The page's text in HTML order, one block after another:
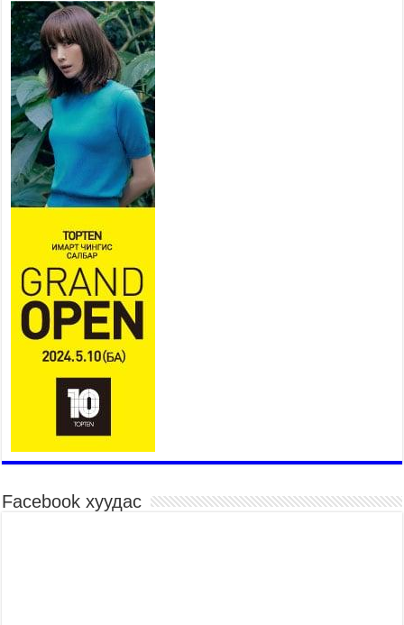
Тусгай замын автобус /BRT/
төслийн удирдах хорооны
ээлжит хуралдаан боллоо
2026 оны 7 сар 21 / 16 цаг 43 минут
Ерөнхий сайд Н.Учрал БНХАУ-аас Монгол Улсад
суугаа Элчин сайд Шэнь Миньжюанийг хүлээн
авч уулзав
2026 оны 7 сар 21 / 16 цаг 39 минут
БҮГД НАЙРАМДАХ ТАЖИКИСТАН УЛСТАЙ
ЭДИЙН ЗАСГИЙН ХАМТЫН АЖИЛЛАГААГ
ӨРГӨЖҮҮЛНЭ
2026 оны 7 сар 21 / 16 цаг 34 минут
26,992 суралцагч хотхоны бага сургуульд, 8100
суралцагч төрөлжсөн ахлах сургуульд
суралцана
2026 оны 7 сар 21 / 13 цаг 43 минут
COP17 хурлын үеэрх замын хөдөлгөөн, нийтийн
тээврийн зохицуулалт, сургууль, цэцэрлэг, зах,
иргэдэд мэдээлэхийг үүрэг болголоо
2026 оны 7 сар 21 / 11 цаг 59 минут
Гэр бүлийн хэрэг шүүхэд хянан шийдвэрлэх
тухай хуулиар хүүхдийн дээд ашиг сонирхлыг
нэн тэргүүнд хангахыг баталгаажууллаа
Б.Пүрэвдагва: “Туул-1” коллекторыг ашиглалтад
Facebook хуудас